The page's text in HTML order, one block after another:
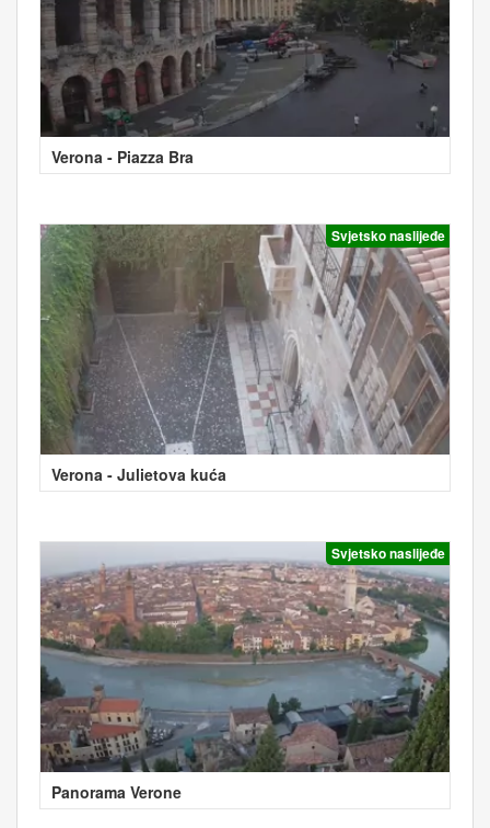
Verona - Piazza Bra
Svjetsko naslijeđe
Verona - Julietova kuća
Svjetsko naslijeđe
Panorama Verone